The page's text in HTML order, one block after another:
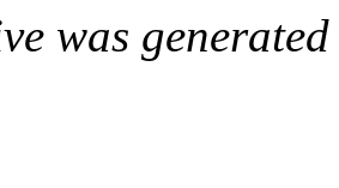
was